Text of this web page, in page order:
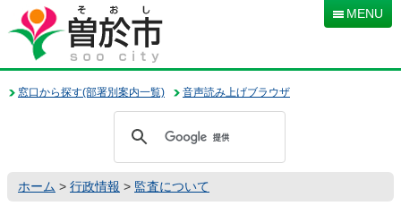
本
文
移
動
音声読み上げブラウザ
窓口から探す(部署別案内一覧)
MENU
ホーム > 行政情報 > 監査について